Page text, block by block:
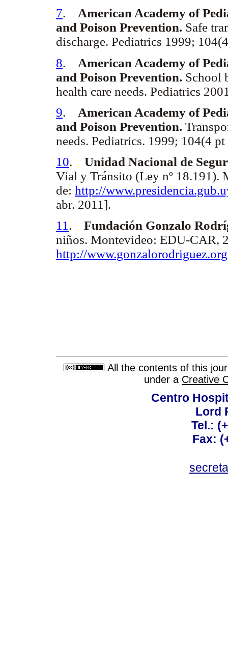
7. American Academy of
and Poison Prevention. Safe
discharge. Pediatrics 1999;
8. American Academy of
and Poison Prevention. School
health care needs. Pediatrics
9. American Academy of
and Poison Prevention.
needs. Pediatrics. 1999; 104(4
10. Unidad Nacional de
Vial y Tránsito (Ley nº 18.191).
de: http://
abr. 2011].
11 . Fundación Gonzalo
niños. Montevideo: EDU-CAR,
http://www.gonzalorodriguez.org
All the contents of this
under a Creative
Centro
Lord
Tel.:
Fax: